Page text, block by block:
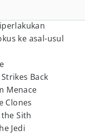
ke asal-usul
Back
Menace
Clones
Sith
Jedi